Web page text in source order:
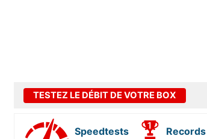
TESTEZ LE DÉBIT DE VOTRE BOX
Speedtests
Records